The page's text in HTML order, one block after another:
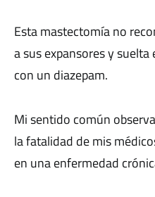
Esta mastectomía no
a sus expansores y
con un diazepam.
Mi sentido común observa
la fatalidad de mis
en una enfermedad